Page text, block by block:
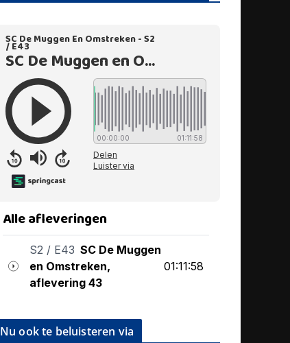
Nu ook te beluisteren via